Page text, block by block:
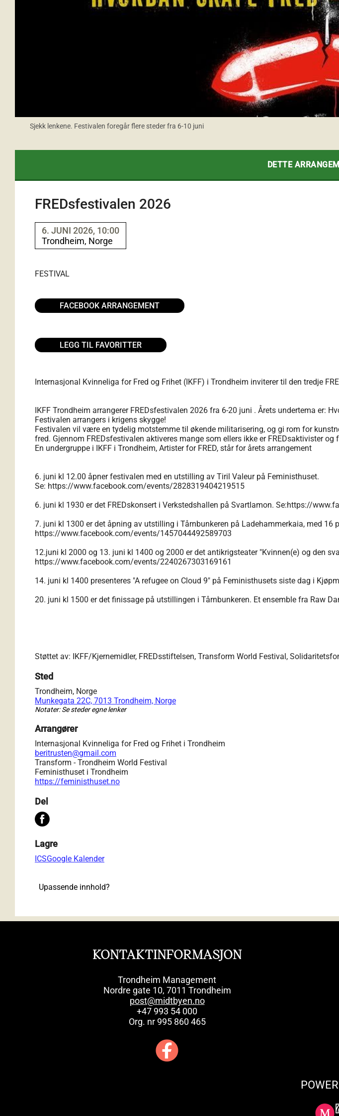
Sjekk lenkene. Festivalen foregår flere steder fra 6-10 juni
DETTE
FREDsfestivalen 2026
6. JUNI 2026, 10:00
Trondheim, Norge
FESTIVAL
FACEBOOK ARRANGEMENT
LEGG TIL FAVORITTER
Internasjonal Kvinneliga for Fred og Frihet (IKFF) i Trondheim inviterer til den tredje
IKFF Trondheim arrangerer FREDsfestivalen 2026 fra 6-20 juni . Årets undertema er:
Festivalen arrangers i krigens skygge!
Festivalen vil være en tydelig motstemme til økende militarisering, og gi rom for
fred. Gjennom FREDsfestivalen aktiveres mange som ellers ikke er FREDsaktivister
En undergruppe i IKFF i Trondheim, Artister for FRED, står for årets arrangement
6. juni kl 12.00 åpner festivalen med en utstilling av Tiril Valeur på Feministhuset.
Se: https://www.facebook.com/events/2828319404219515
6. juni kl 1930 er det FREDskonsert i Verkstedshallen på Svartlamon. Se:https://
7. juni kl 1300 er det åpning av utstilling i Tårnbunkeren på Ladehammerkaia, med 16
https://www.facebook.com/events/1457044492589703
12.juni kl 2000 og 13. juni kl 1400 og 2000 er det antikrigsteater "Kvinnen(e) og den
https://www.facebook.com/events/2240267303169161
14. juni kl 1400 presenteres "A refugee on Cloud 9" på Feministhusets siste dag i
20. juni kl 1500 er det finissage på utstillingen i Tårnbunkeren. Et ensemble fra Raw
Støttet av: IKFF/Kjernemidler, FREDsstiftelsen, Transform World Festival,
Sted
Trondheim, Norge
Munkegata 22C, 7013 Trondheim, Norge
Notater: Se steder egne lenker
Arrangører
Internasjonal Kvinneliga for Fred og Frihet i Trondheim
beritrusten@gmail.com
Transform - Trondheim World Festival
Feministhuset i Trondheim
https://feministhuset.no
Del
Lagre
ICSGoogle Kalender
Upassende innhold?
KONTAKTINFORMASJON
Trondheim Management
Nordre gate 10, 7011 Trondheim
post@midtbyen.no
+47 993 54 000
Org. nr 995 860 465